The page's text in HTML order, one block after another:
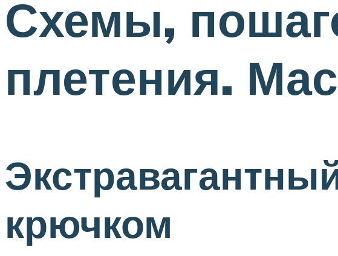
Схемы,
плетения.
крючком